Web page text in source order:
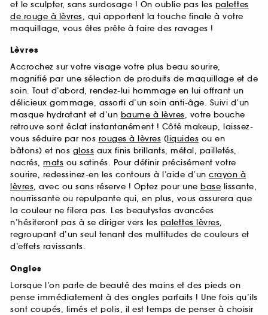
et le sculpter, sans surdosage ! On oublie pas les palettes
de rouge à lèvres, qui apportent la touche finale à votre
maquillage, vous êtes prête à faire des ravages !
Lèvres
Accrochez sur votre visage votre plus beau sourire,
magnifié par une sélection de produits de maquillage et de
soin. Tout d’abord, rendez-lui hommage en lui offrant un
délicieux gommage, assorti d’un soin anti-âge. Suivi d’un
masque hydratant et d’un baume à lèvres, votre bouche
retrouve sont éclat instantanément ! Côté makeup, laissez-
vous séduire par nos rouges à lèvres (liquides ou en
bâtons) et nos gloss aux finis brillants, métal, pailletés,
nacrés, mats ou satinés. Pour définir précisément votre
sourire, redessinez-en les contours à l’aide d’un crayon à
lèvres, avec ou sans réserve ! Optez pour une base lissante,
nourrissante ou repulpante qui, en plus, vous assurera que
la couleur ne filera pas. Les beautystas avancées
n’hésiteront pas à se diriger vers les palettes lèvres,
regroupant d’un seul tenant des multitudes de couleurs et
d’effets ravissants.
Ongles
Lorsque l’on parle de beauté des mains et des pieds on
pense immédiatement à des ongles parfaits ! Une fois qu’ils
sont coupés, limés et polis, il est temps de penser à choisir